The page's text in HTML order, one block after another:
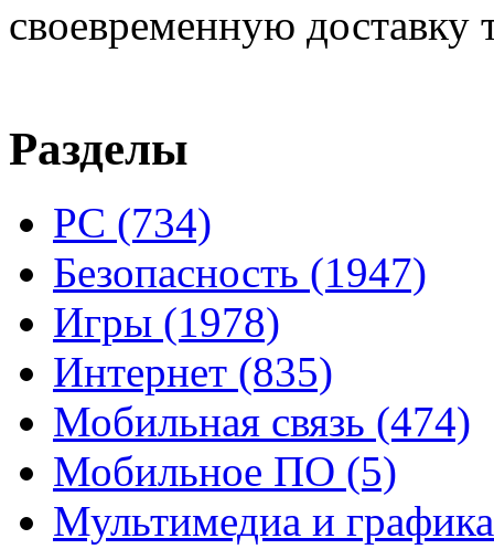
своевременную доставку
Разделы
PC (734)
Безопасность (1947)
Игры (1978)
Интернет (835)
Мобильная связь (474)
Мобильное ПО (5)
Мультимедиа и